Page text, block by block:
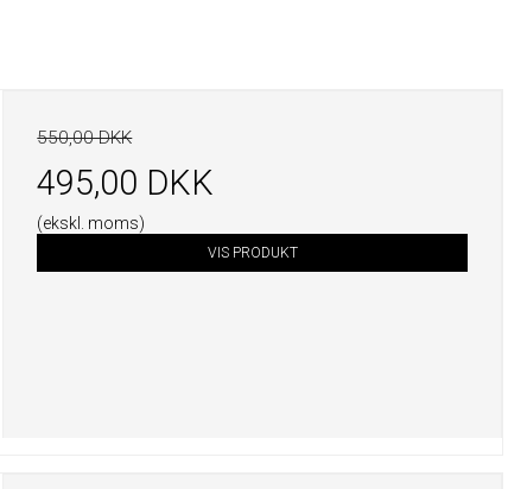
550,00 DKK
495,00 DKK
(ekskl. moms)
VIS PRODUKT